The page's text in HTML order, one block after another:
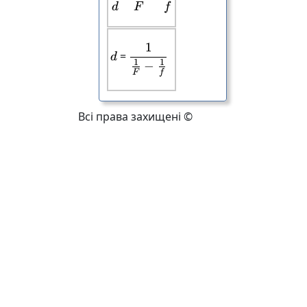
d F f
d
d = \frac{1}{\frac{1}{F}-
F
1 − f
1
1
Всі права захищені ©